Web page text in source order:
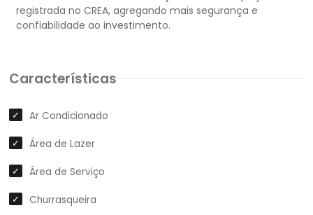
registrada no CREA, agregando mais segurança e
Características
Ar Condicionado
Área de Lazer
Área de Serviço
Churrasqueira